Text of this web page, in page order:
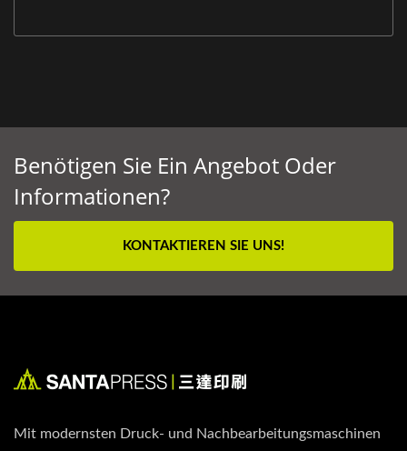
Benötigen Sie Ein Angebot Oder
Informationen?
KONTAKTIEREN SIE UNS!
Mit modernsten Druck- und Nachbearbeitungsmaschinen